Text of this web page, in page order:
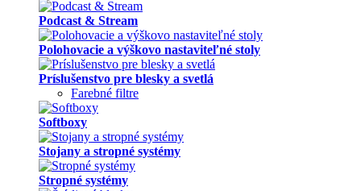
Podcast & Stream
Polohovacie a výškovo nastaviteľné stoly
Príslušenstvo pre blesky a svetlá
Farebné filtre
Softboxy
Stojany a stropné systémy
Stropné systémy